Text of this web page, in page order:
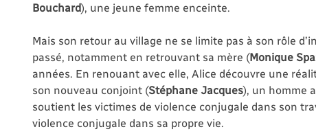
Bouchard), une jeune femme enceinte.
Mais son retour au village ne se limite pas à son rôle
passé, notamment en retrouvant sa mère (Monique
années. En renouant avec elle, Alice découvre une
son nouveau conjoint (Stéphane Jacques), un homme
soutient les victimes de violence conjugale dans son
violence conjugale dans sa propre vie.